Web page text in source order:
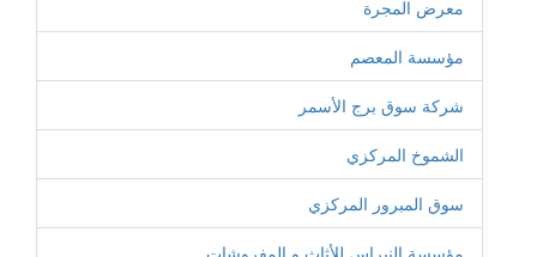
معرض المجرة
مؤسسة المعصم
شركة سوق برج الأسمر
الشموخ المركزي
سوق المبرور المركزي